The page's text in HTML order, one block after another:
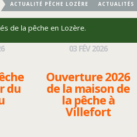
ACTUALITÉ PÊCHE LOZÈRE ACTUALITÉS
de la pêche en Lozère.
du
03 FÉV 2026
Ouverture 2026
de la maison de
la pêche à
Villefort